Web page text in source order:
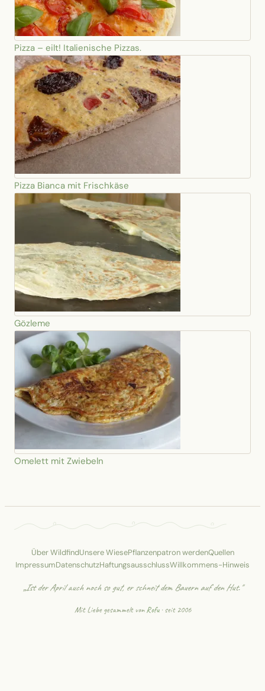
Pizza – eilt! Italienische Pizzas.
Pizza Bianca mit Frischkäse
Gözleme
Omelett mit Zwiebeln
Über WildfindUnsere WiesePflanzenpatron werdenQuellen
ImpressumDatenschutzHaftungsausschlussWillkommens-Hinweis
„Ist der April auch noch so gut, er schneit dem Bauern auf den Hut."
Mit Liebe gesammelt vonRofu· seit 2006